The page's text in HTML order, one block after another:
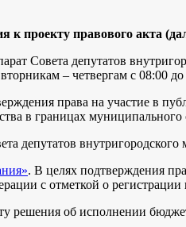
проекту правового акта
Совета депутатов
– четвергам с 08:00
права на участие в
в границах муниципального
депутатов
. В целях подтверждения
с отметкой о
об исполнении